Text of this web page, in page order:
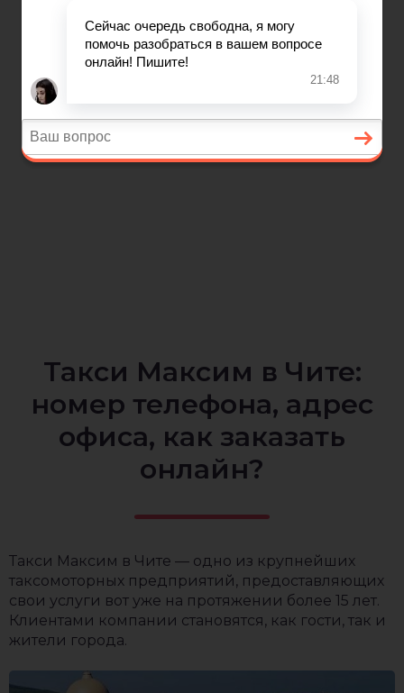
Такси Максим в Чите:
номер телефона, адрес
офиса, как заказать
онлайн?
Такси Максим в Чите — одно из крупнейших
таксомоторных предприятий, предоставляющих
свои услуги вот уже на протяжении более 15 лет.
Клиентами компании становятся, как гости, так и
жители города.